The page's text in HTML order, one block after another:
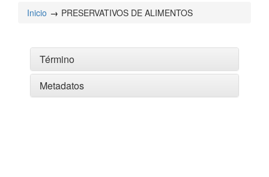
Inicio PRESERVATIVOS DE ALIMENTOS
Término
Metadatos